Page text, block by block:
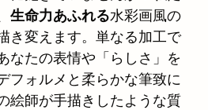
生命力あふれる水彩画風の
き変えます。単なる加工で
なたの表情や「らしさ」を
フォルメと柔らかな筆致に
絵師が手描きしたような質